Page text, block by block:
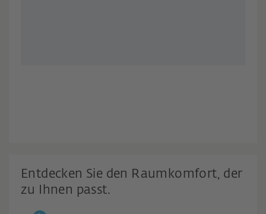
Entdecken Sie den Raumkomfort, der
zu Ihnen passt.